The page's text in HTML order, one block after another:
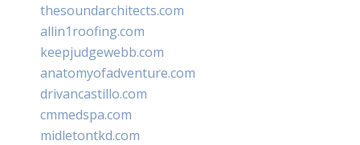
thesoundarchitects.com
allin1roofing.com
keepjudgewebb.com
anatomyofadventure.com
drivancastillo.com
cmmedspa.com
midletontkd.com